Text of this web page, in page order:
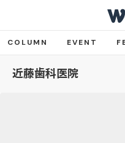
COLUMN EVENT
近藤歯科医院